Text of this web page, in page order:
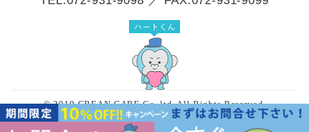
© 2019 CREAN CARE Co.,ltd. All Rights Reserved.